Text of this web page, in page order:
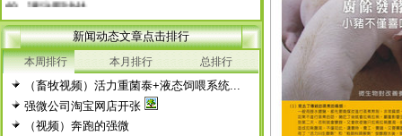
部评论，请点击网友评论框右上角的“更多”
徨耧豚蝽-桎梓羼觇?觐眈箅圉梃
徨耧豚蝽-桎梓羼觇?觐眈箅圉梃
新闻动态文章点击排行
本周排行 本月排行 总排行
（畜牧视频）活力重菌泰+液态饲喂系统...
强微公司淘宝网店开张
（视频）奔跑的强微